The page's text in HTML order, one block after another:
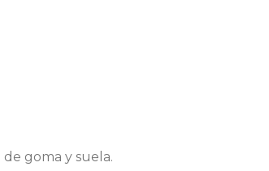
goma y suela.